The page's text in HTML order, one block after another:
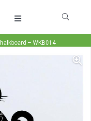
– WKB014